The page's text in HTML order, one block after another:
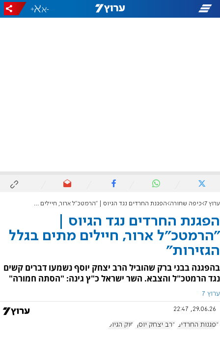
-
+
ערוץ 7 כיפה שחורה הפגנת החרדים נגד הגיוס | "הרמטכ"ל ארור, חיילים מתים בגלל הגזירות"
הפגנת החרדים נגד הגיוס |
"הרמטכ"ל ארור, חיילים מתים בגלל
הגזירות"
בהפגנה בבני ברק שהוביל הרב יצחק יוסף נשמעו דברים קשים
נגד הרמטכ"ל והצבא. השר ישראל כ"ץ גינה: "הסתה חמורה"
ערוץ 7
29.06.26, 22:47
הפגנות החרדים הרב יצחק יוסף חוק הגיוס